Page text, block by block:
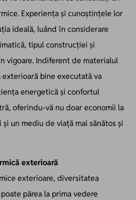
Experiența și cunoștințele lor
ideală, luând în considerare
tipul construcției și
vigoare. Indiferent de materialul
bine executată va
energetică și confortul
oferindu-vă nu doar economii la
un mediu de viață mai sănătos și
exterioară
exterioare, diversitatea
părea la prima vedere